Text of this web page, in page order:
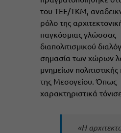
του ΤΕΕ/ΤΚΜ,
ρόλο της
παγκόσμιας γλώσσας
διαπολιτισμικού
σημασία των χώρων
μνημείων
της Μεσογείου. Όπως
χαρακτηριστικά
«Η